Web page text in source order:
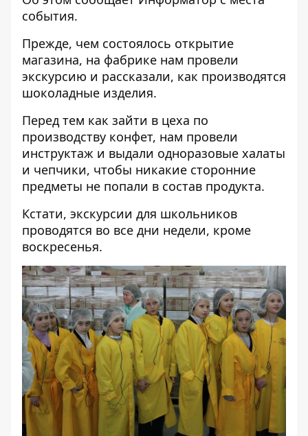
события.
Прежде, чем состоялось открытие
магазина, на фабрике нам провели
экскурсию и рассказали, как производятся
шоколадные изделия.
Перед тем как зайти в цеха по
производству конфет, нам провели
инструктаж и выдали одноразовые халаты
и чепчики, чтобы никакие сторонние
предметы не попали в состав продукта.
Кстати, экскурсии для школьников
проводятся во все дни недели, кроме
воскресенья.